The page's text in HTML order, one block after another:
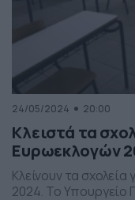
24/05/2024 20:00
Κλειστά τα
Ευρωεκλογών
Κλείνουν τα
2024. Το Υπουργείο